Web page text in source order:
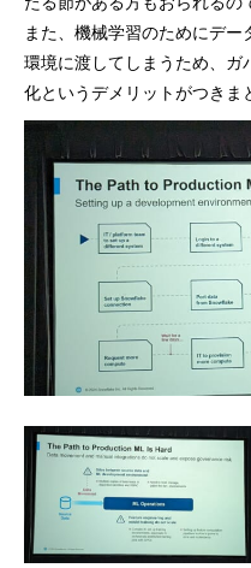
また、機械学習のためにデ
環境に渡してしまうため、ガ
化というデメリットがつきま